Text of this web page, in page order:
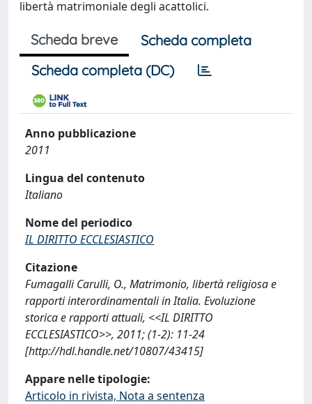
libertà matrimoniale degli acattolici.
Scheda breve
Scheda completa
Scheda completa (DC)
Anno pubblicazione
2011
Lingua del contenuto
Italiano
Nome del periodico
IL DIRITTO ECCLESIASTICO
Citazione
Fumagalli Carulli, O., Matrimonio, libertà religiosa e
rapporti interordinamentali in Italia. Evoluzione
storica e rapporti attuali, <<IL DIRITTO
ECCLESIASTICO>>, 2011; (1-2): 11-24
[http://hdl.handle.net/10807/43415]
Appare nelle tipologie:
Articolo in rivista, Nota a sentenza